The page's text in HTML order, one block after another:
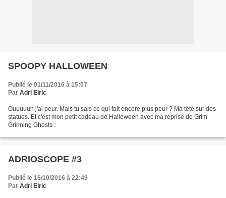
SPOOPY HALLOWEEN
Publié le 01/11/2016 à 15:07
Par Adri Elric
Ouuuuuh j'ai peur. Mais tu sais ce qui fait encore plus peur ? Ma tête sur des
statues. Et c'est mon petit cadeau de Halloween avec ma reprise de Grim
Grinning Ghosts :
ADRIOSCOPE #3
Publié le 16/10/2016 à 22:49
Par Adri Elric